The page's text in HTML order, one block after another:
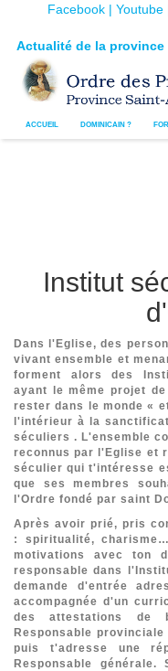
Facebook | Youtube
Actualité de la province
ACCUEIL DOMINICAIN ?
Institut
Dans l'Eglise, des
vivant ensemble et
forment alors des
ayant le même projet
rester dans le monde «
l'intérieur à la
séculiers . L'ensemble
reconnus par l'Eglise et
séculier qui t'intéresse
que ses membres
l'Ordre fondé par saint
Après avoir prié, pris
: spiritualité,
motivations avec ton
responsable dans
demande d'entrée
accompagnée d'un
des attestations de
Responsable
puis t'adresse une
Responsable